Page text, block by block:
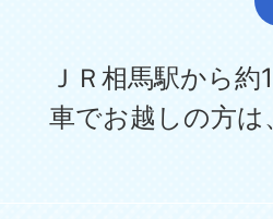
ＪＲ相馬駅から
車でお越しの方